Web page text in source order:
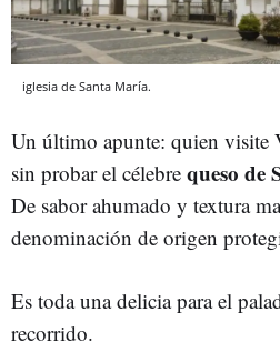
iglesia de Santa María.
Un último apunte: quien visite
sin probar el célebre queso de
De sabor ahumado y textura
denominación de origen
Es toda una delicia para el
recorrido.